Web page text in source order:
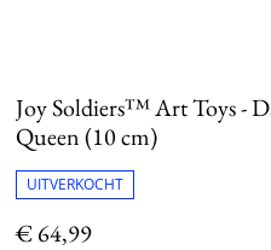
Joy Soldiers™ Art Toys -
Queen (10 cm)
UITVERKOCHT
€ 64,99